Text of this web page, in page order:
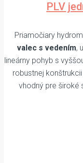
PLV
Priamočiary
valec s vedením,
lineárny pohyb s
robustnej
vhodný pre široké